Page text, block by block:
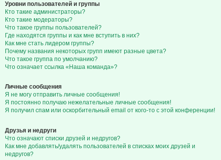
Уровни пользователей и группы
Кто такие администраторы?
Кто такие модераторы?
Что такое группы пользователей?
Где находятся группы и как мне вступить в них?
Как мне стать лидером группы?
Почему названия некоторых групп имеют разные цвета?
Что такое группа по умолчанию?
Что означает ссылка «Наша команда»?
Личные сообщения
Я не могу отправить личные сообщения!
Я постоянно получаю нежелательные личные сообщения!
Я получил спам или оскорбительный email от кого-то с этой конференции!
Друзья и недруги
Что означают списки друзей и недругов?
Как мне добавлять/удалять пользователей в списках моих друзей и
недругов?